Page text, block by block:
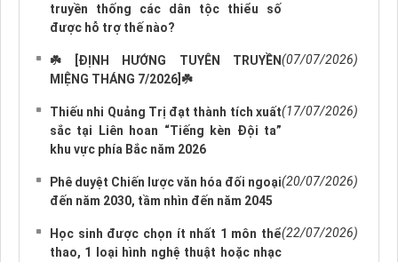
truyền thống các dân tộc thiểu số
được hỗ trợ thế nào?
☘️ [ĐỊNH HƯỚNG TUYÊN TRUYỀN
MIỆNG THÁNG 7/2026]☘️
(07/07/2026)
Thiếu nhi Quảng Trị đạt thành tích xuất
sắc tại Liên hoan “Tiếng kèn Đội ta”
khu vực phía Bắc năm 2026
(17/07/2026)
Phê duyệt Chiến lược văn hóa đối ngoại
đến năm 2030, tầm nhìn đến năm 2045
(20/07/2026)
Học sinh được chọn ít nhất 1 môn thể
thao, 1 loại hình nghệ thuật hoặc nhạc
(22/07/2026)